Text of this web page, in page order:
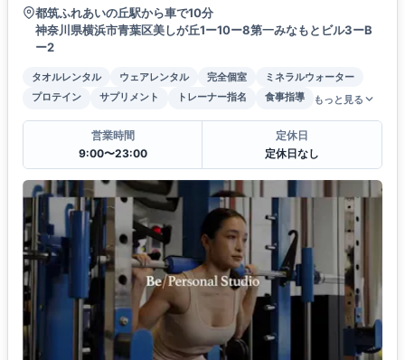
都筑ふれあいの丘駅から車で10分
神奈川県横浜市青葉区美しが丘1ー10ー8第一みなもとビル3ーB
ー2
タオルレンタル ウェアレンタル 完全個室
ミネラルウォーター
プロテイン
サプリメント トレーナー指名 食事指導 もっと見る
営業時間
9:00〜23:00
定休日
定休日なし